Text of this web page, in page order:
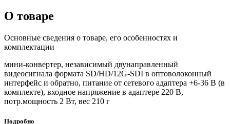
О товаре
Основные сведения о товаре, его особенностях и
комплектации
мини-конвертер, независимый двунаправленный
видеосигнала формата SD/HD/12G-SDI в оптоволоконный
интерфейс и обратно, питание от сетевого адаптера +6-36 В (в
комплекте), входное напряжение в адаптере 220 В,
потр.мощность 2 Вт, вес 210 г
Подробно